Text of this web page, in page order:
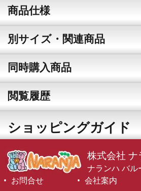
商品仕様
別サイズ・関連商品
同時購入商品
閲覧履歴
ショッピングガイド
株式会社 ナ
ナランハ バル
お問合せ
会社案内